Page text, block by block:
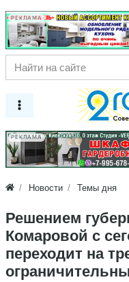
РЕКЛАМА
РЕКЛАМА
Новости Темы дня
Решением
Комаровой с
переходит на